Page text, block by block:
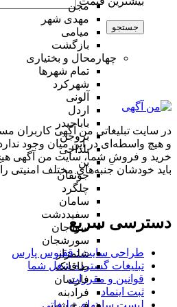
مجن
مهدی شهر
میامی
بازگشت
چهارمحال و بختیاری
تمام شهر‌ها
شهرکرد
آلونی
اردل
باباحیدر
بروجن
بلداجی
بن
جونقان
چلگرد
سامان
سفیددشت
سودجان
سورشجان
شلمزار
طاقانک
فارسان
فرادبنه
جستجو
در سایت تبلیغاتی من آگهی کاربران
و هیچ واسطه‌ای در این میان وجود
خرید و فروشِ شما، سایت من آگهی هیچ
باید خودشان جنبه‌های مختلف امنیتی
دسترسی سریع
طراحی سایت :‌ ققنوس پارس
تبلیغات گسترده شغل شما
قوانین و مقررات
ثبت اینماد
لیست سایتهای تبلیغاتی